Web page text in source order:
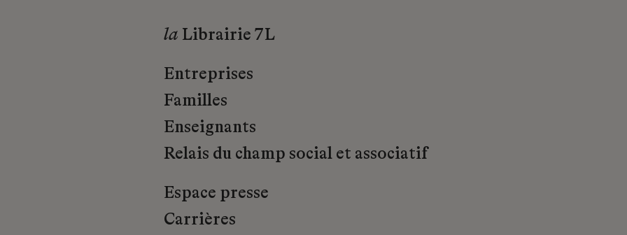
la Librairie 7L
Entreprises
Familles
Enseignants
Relais du champ social et associatif
Espace presse
Carrières